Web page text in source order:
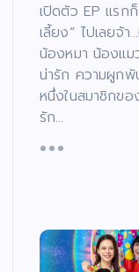
เปิดตัว EP แรก
เลี้ยง” ไปเลยจ้า
น้องหมา น้องแม
น่ารัก ความผูกพั
หนึ่งในสมาชิกข
รัก…